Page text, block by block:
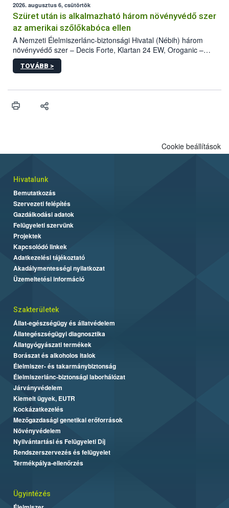
az intenzív felderítést, emellett az intézkedéseket a szlovák
hatósággal is összehangolják a terjedés megállítása érdekében.
2026. augusztus 6, csütörtök
Szüret után is alkalmazható három növényvédő szer
az amerikai szőlőkabóca ellen
A Nemzeti Élelmiszerlánc-biztonsági Hivatal (Nébih) három
növényvédő szer – Decis Forte, Klartan 24 EW, Oroganic –
engedélyokiratát módosította, így azok a szüretet követően,
egészen a vesszőérettség (BBCH 91) stádiumáig
érésű szőlőkben is legyen lehetőség a károsító elleni további
felhasználók számára is elérhető és ökológiai termesztésben is
TOVÁBB >
Cookie beállítások
Hivatalunk
Bemutatkozás
Szervezeti felépítés
Gazdálkodási adatok
Felügyeleti szervünk
Projektek
Kapcsolódó linkek
Adatkezelési tájékoztató
Akadálymentességi nyilatkozat
Üzemeltetési információ
Szakterületek
Állat-egészségügy és állatvédelem
Állategészségügyi diagnosztika
Állatgyógyászati termékek
Borászat és alkoholos italok
Élelmiszer- és takarmánybiztonság
Élelmiszerlánc-biztonsági laborhálózat
Járványvédelem
Kiemelt ügyek, EUTR
Kockázatkezelés
Mezőgazdasági genetikai erőforrások
Növényvédelem
Nyilvántartási és Felügyeleti Díj
Rendszerszervezés és felügyelet
Termékpálya-ellenőrzés
Ügyintézés